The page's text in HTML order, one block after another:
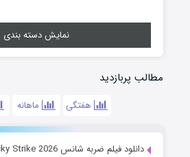
نمایش دسته بندی
مطالب پربازدید
هفتگی ماهانه
دانلود فیلم ضربه شانس Lucky Strike 2026